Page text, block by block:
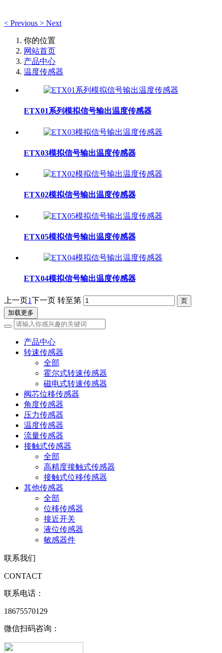
< Previous > Next
你的位置
网站首页
产品中心
温度传感器
​ETX01系列模拟信号输出温度传感器
​ETX03模拟信号输出温度传感器
​ETX02模拟信号输出温度传感器
​ETX05模拟信号输出温度传感器
​ETX04模拟信号输出温度传感器
上一页1下一页 转至第
加载更多
产品中心
转速传感器
全部
霍尔式转速传感器
磁电式转速传感器
阀芯位移传感器
角度传感器
压力传感器
温度传感器
流量传感器
接触式传感器
全部
高精度接触式传感器
接触式位移传感器
其他传感器
全部
位移传感器
接近开关
液位传感器
敏感器件
联系我们
CONTACT
联系电话：
18675570129
微信扫码咨询：